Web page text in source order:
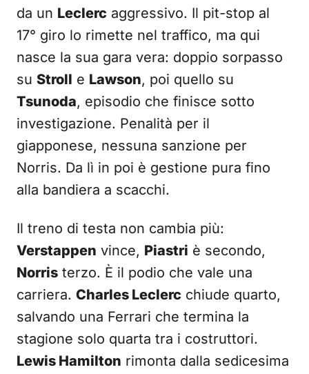
da un Leclerc aggressivo. Il pit-stop al
17° giro lo rimette nel traffico, ma qui
nasce la sua gara vera: doppio sorpasso
su Stroll e Lawson, poi quello su
Tsunoda, episodio che finisce sotto
investigazione. Penalità per il
giapponese, nessuna sanzione per
Norris. Da lì in poi è gestione pura fino
alla bandiera a scacchi.
Il treno di testa non cambia più:
Verstappen vince, Piastri è secondo,
Norris terzo. È il podio che vale una
carriera. Charles Leclerc chiude quarto,
salvando una Ferrari che termina la
stagione solo quarta tra i costruttori.
Lewis Hamilton rimonta dalla sedicesima